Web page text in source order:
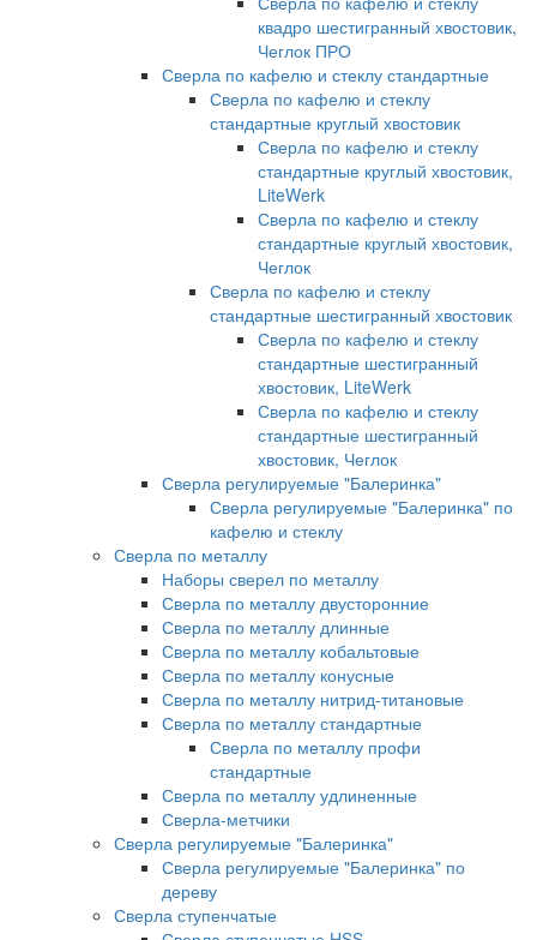
квадро шестигранный хвостовик,
Чеглок ПРО
Сверла по кафелю и стеклу стандартные
Сверла по кафелю и стеклу
стандартные круглый хвостовик
Сверла по кафелю и стеклу
стандартные круглый хвостовик,
LiteWerk
Сверла по кафелю и стеклу
стандартные круглый хвостовик,
Чеглок
Сверла по кафелю и стеклу
стандартные шестигранный хвостовик
Сверла по кафелю и стеклу
стандартные шестигранный
хвостовик, LiteWerk
Сверла по кафелю и стеклу
стандартные шестигранный
хвостовик, Чеглок
Сверла регулируемые "Балеринка"
Сверла регулируемые "Балеринка" по
кафелю и стеклу
Сверла по металлу
Наборы сверел по металлу
Сверла по металлу двусторонние
Сверла по металлу длинные
Сверла по металлу кобальтовые
Сверла по металлу конусные
Сверла по металлу нитрид-титановые
Сверла по металлу стандартные
Сверла по металлу профи
стандартные
Сверла по металлу удлиненные
Сверла-метчики
Сверла регулируемые "Балеринка"
Сверла регулируемые "Балеринка" по
дереву
Сверла ступенчатые